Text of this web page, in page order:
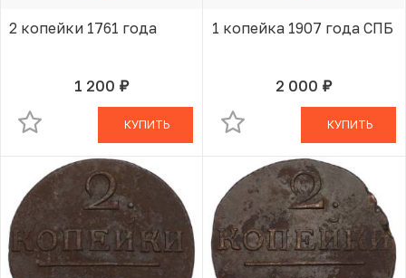
2 копейки 1761 года
1 200 руб.
В КОРЗИНЕ
КУПИТЬ
1 копейка 1907 года СПБ
2 000 руб.
В КОРЗИНЕ
КУПИТЬ